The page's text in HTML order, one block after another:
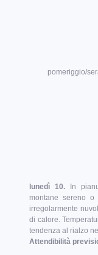
pomeriggio/
lunedì 10. In
montane sereno
irregolarmente
di calore.
tendenza al rialzo
Attendibilità